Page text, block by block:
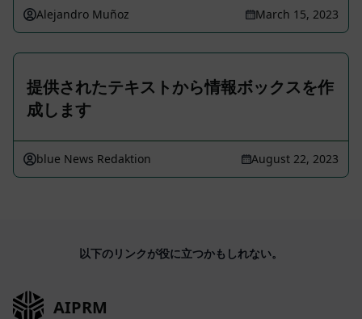
Alejandro Muñoz March 15, 2023
提供されたテキストから情報ボックスを作
成します
blue News Redaktion August 22, 2023
以下のリンクが役に立つかもしれない。
AIPRM